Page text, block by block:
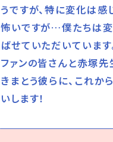
うですが、特に変化は
怖いですが…僕たちは
ばせていただいています
ファンの皆さんと赤塚
きまとう彼らに、これか
いします！